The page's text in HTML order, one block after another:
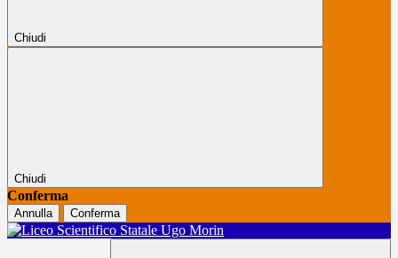
Chiudi
Chiudi
Conferma
Annulla Conferma